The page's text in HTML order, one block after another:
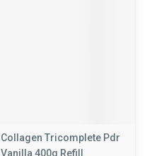
Collagen Tricomplete Pdr
Vanilla 400g Refill